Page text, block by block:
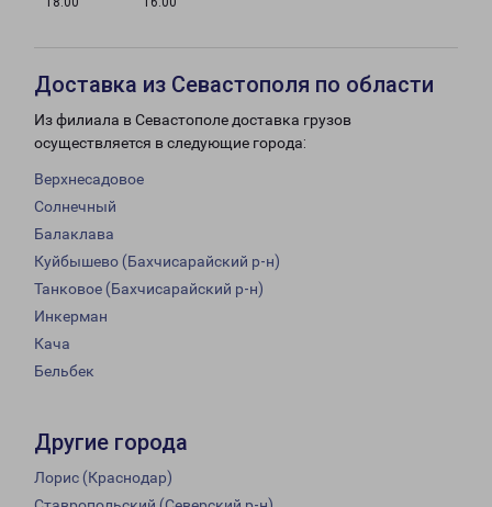
Доставка из Севастополя по области
Из филиала в Севастополе доставка грузов
осуществляется в следующие города:
Верхнесадовое
Солнечный
Балаклава
Куйбышево (Бахчисарайский р-н)
Танковое (Бахчисарайский р-н)
Инкерман
Кача
Бельбек
Другие города
Лорис (Краснодар)